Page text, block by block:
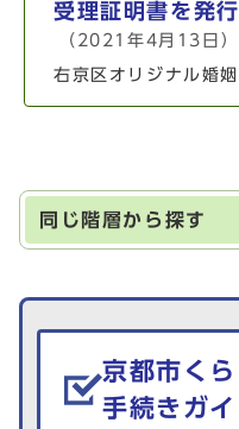
受理証明書を発
（2021年4月13日）
右京区オリジナル婚
同じ階層から探す
生活情報を探す
京都市く
手続きガイ